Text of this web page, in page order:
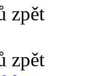
zpět
zpět